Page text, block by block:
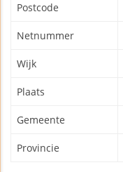
Postcode
Netnummer
Wijk
Plaats
Gemeente
Provincie